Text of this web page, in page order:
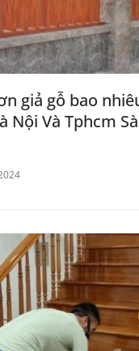
giả gỗ bao
Nội Và Tphcm